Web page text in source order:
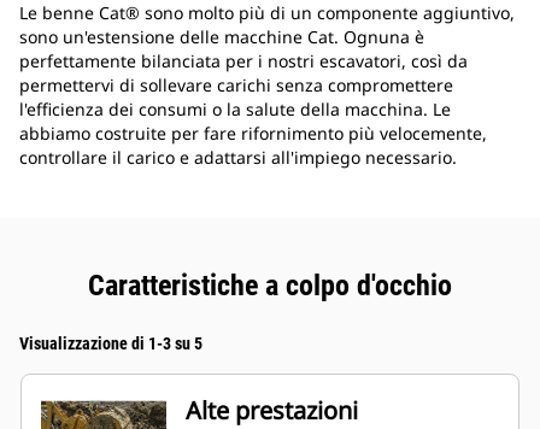
Le benne Cat® sono molto più di un componente aggiuntivo,
sono un'estensione delle macchine Cat. Ognuna è
perfettamente bilanciata per i nostri escavatori, così da
permettervi di sollevare carichi senza compromettere
l'efficienza dei consumi o la salute della macchina. Le
abbiamo costruite per fare rifornimento più velocemente,
controllare il carico e adattarsi all'impiego necessario.
Caratteristiche a colpo d'occhio
Visualizzazione di 1-3 su 5
Alte prestazioni